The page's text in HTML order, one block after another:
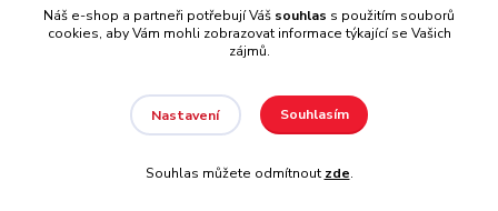
56 g (2 dávky)
jahoda
Energetická hodnota
Náš e-shop a partneři potřebují Váš souhlas s použitím souborů
cookies, aby Vám mohli zobrazovat informace týkající se Vašich
zájmů.
Nastavení Souhlasím
Souhlas můžete odmítnout zde.